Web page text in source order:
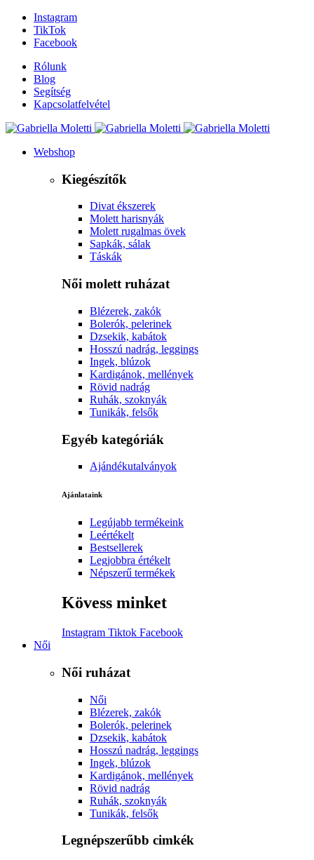
Instagram
TikTok
Facebook
Rólunk
Blog
Segítség
Kapcsolatfelvétel
Webshop
Kiegészítők
Divat ékszerek
Molett harisnyák
Molett rugalmas övek
Sapkák, sálak
Táskák
Női molett ruházat
Blézerek, zakók
Bolerók, pelerinek
Dzsekik, kabátok
Hosszú nadrág, leggings
Ingek, blúzok
Kardigánok, mellények
Rövid nadrág
Ruhák, szoknyák
Tunikák, felsők
Egyéb kategóriák
Ajándékutalványok
Ajánlataink
Legújabb termékeink
Leértékelt
Bestsellerek
Legjobbra értékelt
Népszerű termékek
Kövess minket
Instagram Tiktok Facebook
Női
Női ruházat
Női
Blézerek, zakók
Bolerók, pelerinek
Dzsekik, kabátok
Hosszú nadrág, leggings
Ingek, blúzok
Kardigánok, mellények
Rövid nadrág
Ruhák, szoknyák
Tunikák, felsők
Legnépszerűbb cimkék